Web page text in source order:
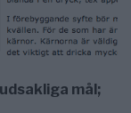
mål;